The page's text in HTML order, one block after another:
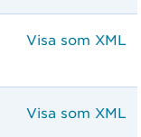
Visa som XML
Visa som XML